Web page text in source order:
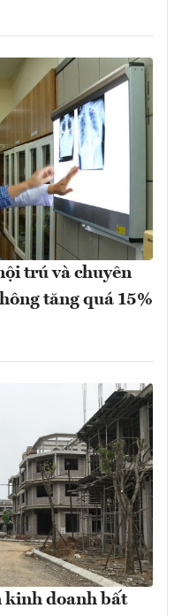
trú và chuyên
tăng quá 15%
kinh doanh bất